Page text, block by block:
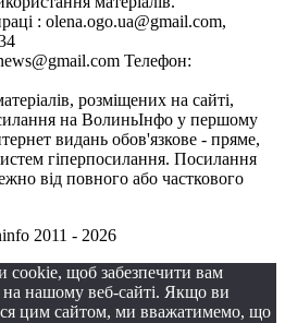
: olena.ogo.ua@gmail.com,
Телефон:
розміщених на сайті,
на ВолиньІнфо у першому
видань обов'язкове - пряме,
гіперпосилання. Посилання
від повного або часткового
2011 - 2026
щоб забезпечити вам
нашому веб-сайті. Якщо ви
цим сайтом, ми вважатимемо, що